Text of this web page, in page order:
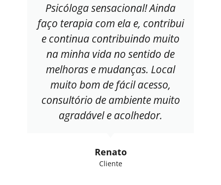
Psicóloga sensacional! Ainda
faço terapia com ela e, contribui
e continua contribuindo muito
na minha vida no sentido de
melhoras e mudanças. Local
muito bom de fácil acesso,
consultório de ambiente muito
agradável e acolhedor.
Renato
Cliente